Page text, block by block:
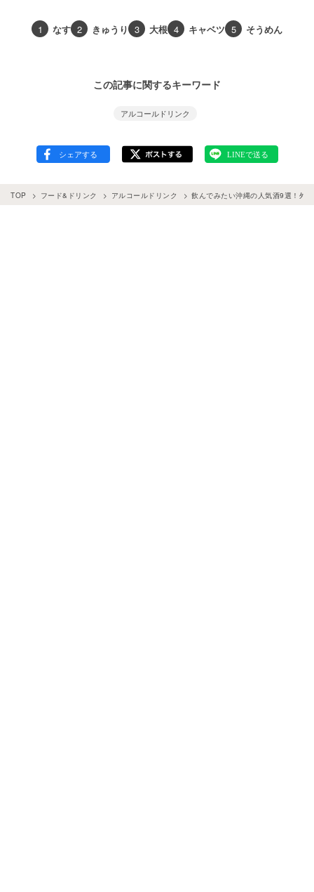
1 なす 2 きゅうり 3 大根 4 キャベツ 5 そうめん
この記事に関するキーワード
アルコールドリンク
TOP フード&ドリンク アルコールドリンク 飲んでみたい沖縄の人気酒9選！外